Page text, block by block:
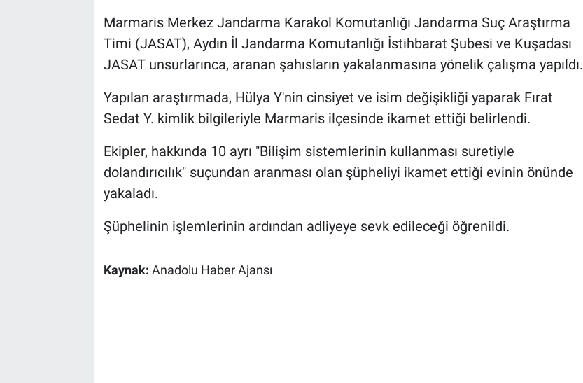
Marmaris Merkez Jandarma Karakol Komutanlığı Jandarma Suç Araştırma
Timi (JASAT), Aydın İl Jandarma Komutanlığı İstihbarat Şubesi ve Kuşadası
JASAT unsurlarınca, aranan şahısların yakalanmasına yönelik çalışma yapıldı.
Yapılan araştırmada, Hülya Y'nin cinsiyet ve isim değişikliği yaparak Fırat
Sedat Y. kimlik bilgileriyle Marmaris ilçesinde ikamet ettiği belirlendi.
Ekipler, hakkında 10 ayrı "Bilişim sistemlerinin kullanması suretiyle
dolandırıcılık" suçundan aranması olan şüpheliyi ikamet ettiği evinin önünde
yakaladı.
Şüphelinin işlemlerinin ardından adliyeye sevk edileceği öğrenildi.
Kaynak: Anadolu Haber Ajansı